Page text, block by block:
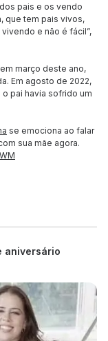
pais e os vendo
que tem pais vivos,
e não é fácil”,
março deste ano,
Em agosto de 2022,
pai havia sofrido um
se emociona ao falar
sua mãe agora.
aniversário